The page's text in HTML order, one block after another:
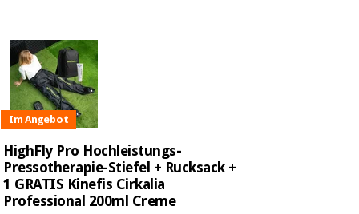
Im Angebot
HighFly Pro Hochleistungs-
Pressotherapie-Stiefel + Rucksack +
1 GRATIS Kinefis Cirkalia
Professional 200ml Creme